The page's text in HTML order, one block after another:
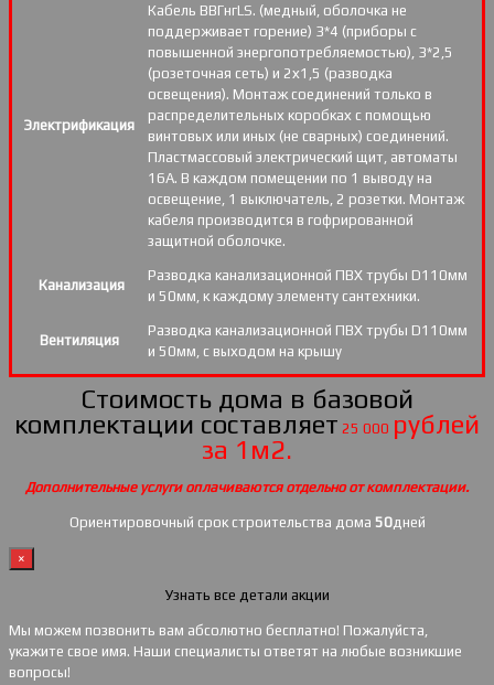
Электрификация
Кабель ВВГнгLS. (медный, оболочка не
поддерживает горение) 3*4 (приборы с
повышенной энергопотребляемостью), 3*2,5
(розеточная сеть) и 2х1,5 (разводка
освещения). Монтаж соединений только в
распределительных коробках с помощью
винтовых или иных (не сварных) соединений.
Пластмассовый электрический щит, автоматы
16А. В каждом помещении по 1 выводу на
освещение, 1 выключатель, 2 розетки. Монтаж
кабеля производится в гофрированной
защитной оболочке.
Канализация
Разводка канализационной ПВХ трубы D110мм
и 50мм, к каждому элементу сантехники.
Вентиляция
Разводка канализационной ПВХ трубы D110мм
и 50мм, с выходом на крышу
Стоимость дома в базовой
комплектации составляет 25 000 рублей
за 1м2.
Дополнительные услуги оплачиваются отдельно от комплектации.
Ориентировочный срок строительства дома 50дней
×
Узнать все детали акции
Мы можем позвонить вам абсолютно бесплатно! Пожалуйста,
укажите свое имя. Наши специалисты ответят на любые возникшие
вопросы!